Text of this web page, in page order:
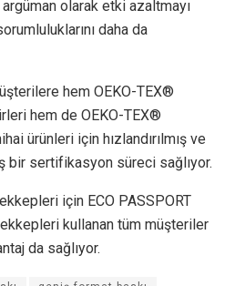
olarak etki azaltmayı
daha da
hem OEKO-TEX®
hem de OEKO-TEX®
ürünleri için hızlandırılmış ve
sertifikasyon süreci sağlıyor.
için ECO PASSPORT
kullanan tüm müşteriler
da sağlıyor.